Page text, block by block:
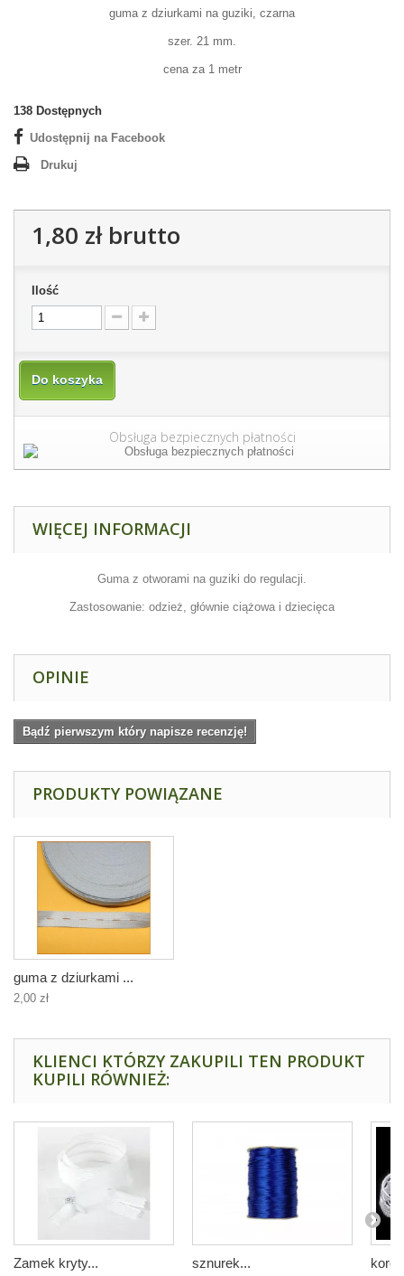
guma z dziurkami na guziki, czarna
szer. 21 mm.
cena za 1 metr
138 Dostępnych
Udostępnij na Facebook
Drukuj
1,80 złbrutto
Ilość
Do koszyka
Obsługa bezpiecznych płatności
WIĘCEJ INFORMACJI
Guma z otworami na guziki do regulacji.
Zastosowanie: odzież, głównie ciążowa i dziecięca
OPINIE
Bądź pierwszym który napisze recenzję!
PRODUKTY POWIĄZANE
guma z dziurkami ...
2,00 zł
KLIENCI KTÓRZY ZAKUPILI TEN PRODUKT
KUPILI RÓWNIEŻ:
Zamek kryty... sznurek...